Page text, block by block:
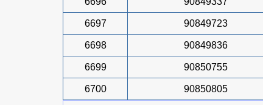
6697 90849723
6698 90849836
6699 90850755
6700 90850805